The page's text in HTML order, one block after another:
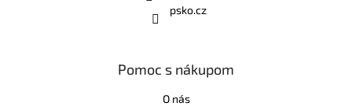
psko.cz
Pomoc s nákupom
O nás